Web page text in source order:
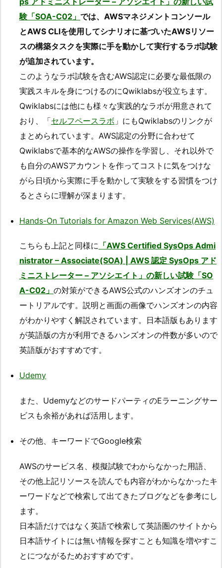
験「SOA-C02」 では、AWSマネジメントコンソール
とAWS CLIを使用してシナリオに基づいたAWSリソー
スの構築タスクを実際に手を動かして実行するラボ試験
が追加されています。
このようなラボ試験を含むAWS認定に必要な最低限の
実践スキルを身につけるのにQwiklabsが役立ちます。
Qwiklabsには他にも様々な実践的なラボが用意されて
おり、「セルフペースラボ 」にもQwiklabsのリンクが
まとめられています。AWS認定の分野に合わせて
Qwiklabsで基本的なAWSの操作を学習し、それ以外で
も自分のAWSアカウントを作ってコストに気をつけな
がら日頃から実際に手を動かして実験をする習慣をつけ
るとさらに理解が深まります。
Hands-On Tutorials for Amazon Web Services(AWS)
こちらも上記と同様に 「AWS Certified SysOps Admi
nistrator – Associate(SOA) | AWS 認定 SysOps アド
ミニストレーター – アソシエイト」の新しい試験「SO
A-C02」 の対策ができるAWS公式のハンズオンのチュ
ートリアルです。説明と画面の画像でハンズオンの内容
がわかりやすく解説されています。日本語版もあります
が英語版の方が利用できるハンズオンの件数が多いので
英語版がおすすめです。
Udemy
また、UdemyなどのサードパーティのEラーニングサー
ビスも余裕があれば活用します。
その他、キーワードでGoogle検索
AWSのサービス名、模擬試験でわからなかった用語、
その他上記リソースを読んでも内容がわからなかったキ
ーワードなどで検索して出てきたブログなどを参考にし
ます。
日本語だけではなく英語で検索して英語圏のサイトから
日本語サイトには無い情報を探すことも知識を増やすこ
とにつながるためおすすめです。